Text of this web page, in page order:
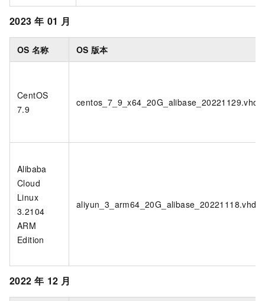
2023 年 01 月
OS 名称 OS 版本
CentOS
7.9
centos_7_9_x64_20G_alibase_20221129.vhd
Alibaba
Cloud
Linux
3.2104
ARM
Edition
aliyun_3_arm64_20G_alibase_20221118.vhd
2022 年 12 月